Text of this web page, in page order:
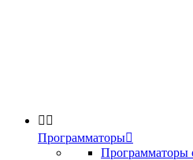
 
Программаторы
Программаторы